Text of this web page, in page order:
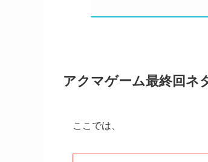
アクマゲーム最終回ネ
ここでは、